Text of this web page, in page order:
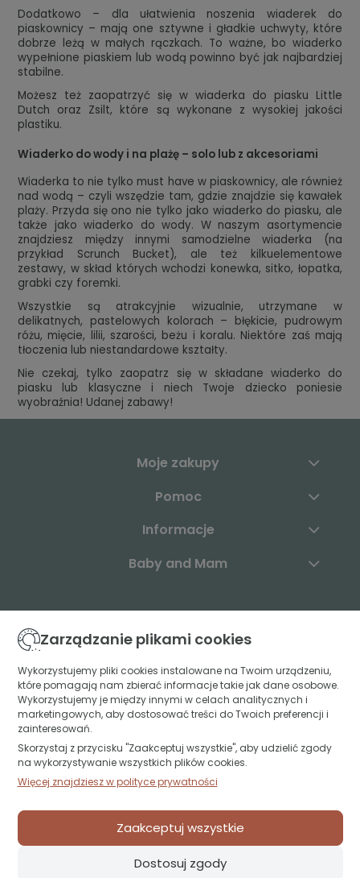
Dodatkowo – dla ułatwienia noszenia wiaderek do
piaskownicy – mają one sztywne i gładkie uchwyty, które
dobrze leżą w małych rączkach. To ważne, bo wiaderko
wypełnione piaskiem lub wodą powinno być jak najbardziej
stabilne.
Możesz też zaopatrzyć się w wiaderka do piasku Little
Dutch oraz Zsilt, które są wykonane z wysokiej jakości
plastiku.
Wiaderko do wody i na plażę – solo lub z akcesoriami
Wiaderka to nie tylko must have w piaskownicy, ale również
nad wodą – czyli wszędzie tam, gdzie znajdzie się kawałek
plaży. Przyda się ono nie tylko jako wiaderko do piasku, ale
także jako wiaderko do wody. W naszym asortymencie
znajdziesz między innymi samodzielne wiaderka (na
przykład Scrunch Bucket), ale też kilkuelementowe
zestawy, w skład których wchodzi konewka, sitko, łopatka,
grabki czy foremki.
Wszystkie są atrakcyjnie wizualnie, utrzymane w
delikatnych, pastelowych kolorach – błękicie, pudrowym
różu, mięcie, lilii, szarości, beżu i koralu. Niektóre zaś mają
tłoczenia lub niestandardowe kształty.
Nie czekaj, tylko zaopatrz się w składane wiaderko do
piasku lub klasyczne i niech Twoje dziecko poniesie
wyobraźnia! Udanej zabawy!
Moje zakupy
Pomoc
Informacje
Baby and Mam
+48 883 003 904
kontakt@babyandmam.pl
Znajdź nas:
15-349 Białystok
Zarządzanie plikami cookies
Wykorzystujemy pliki cookies instalowane na Twoim urządzeniu,
które pomagają nam zbierać informacje takie jak dane osobowe.
Wykorzystujemy je między innymi w celach analitycznych i
marketingowych, aby dostosować treści do Twoich preferencji i
zainteresowań.
Skorzystaj z przycisku "Zaakceptuj wszystkie", aby udzielić zgody
na wykorzystywanie wszystkich plików cookies.
Więcej znajdziesz w polityce prywatności
Dostosuj zgody
Zaakceptuj wszystkie